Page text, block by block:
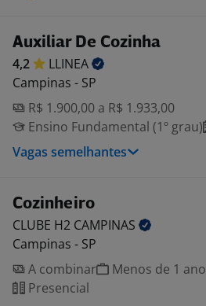
Auxiliar De Cozinha
4,2
LLINEA
Campinas - SP
R$ 1.900,00 a R$ 1.933,00
Ensino Fundamental (1º grau)
Vagas semelhantes
Cozinheiro
CLUBE H2 CAMPINAS
Campinas - SP
A combinar
Menos de 1 ano
Presencial